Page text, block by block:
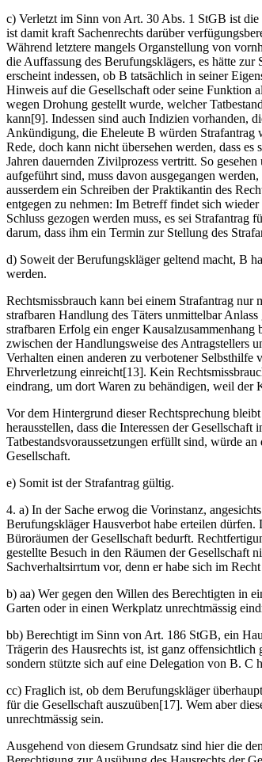
c) Verletzt im Sinn von Art. 30 Abs. 1 StGB ist
ist damit kraft Sachenrechts darüber
Während letztere mangels Organstellung von
die Auffassung des Berufungsklägers, es hätte
erscheint indessen, ob B tatsächlich in seiner
Hinweis auf die Gesellschaft oder seine Funktion
wegen Drohung gestellt wurde, welcher
kann[9]. Indessen sind auch Indizien vorhanden,
Ankündigung, die Eheleute B würden Strafantrag
Rede, doch kann nicht übersehen werden, dass
Jahren dauernden Zivilprozess vertritt. So
aufgeführt sind, muss davon ausgegangen
ausserdem ein Schreiben der Praktikantin des
entgegen zu nehmen: Im Betreff findet sich
Schluss gezogen werden muss, es sei
darum, dass ihm ein Termin zur Stellung des
d) Soweit der Berufungskläger geltend macht, B
werden.
Rechtsmissbrauch kann bei einem Strafantrag
strafbaren Handlung des Täters unmittelbar
strafbaren Erfolg ein enger
zwischen der Handlungsweise des Antragstellers
Verhalten einen anderen zu verbotener Selbsthilfe
Ehrverletzung einreicht[13]. Kein
eindrang, um dort Waren zu behändigen, weil der
Vor dem Hintergrund dieser Rechtsprechung
herausstellen, dass die Interessen der
Tatbestandsvoraussetzungen erfüllt sind, würde
Gesellschaft.
e) Somit ist der Strafantrag gültig.
4. a) In der Sache erwog die Vorinstanz,
Berufungskläger Hausverbot habe erteilen dürfen.
Büroräumen der Gesellschaft bedurft.
gestellte Besuch in den Räumen der Gesellschaft
Sachverhaltsirrtum vor, denn er habe sich im
b) aa) Wer gegen den Willen des Berechtigten in
Garten oder in einen Werkplatz unrechtmässig
bb) Berechtigt im Sinn von Art. 186 StGB, ein
Trägerin des Hausrechts ist, ist ganz
sondern stützte sich auf eine Delegation von B. C
cc) Fraglich ist, ob dem Berufungskläger
für die Gesellschaft auszuüben[17]. Wem aber
unrechtmässig sein.
Ausgehend von diesem Grundsatz sind hier die